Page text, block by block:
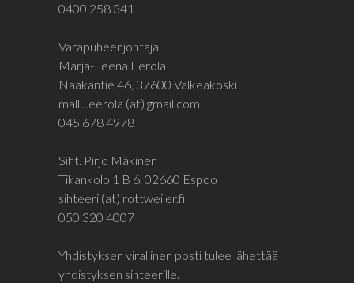
0400 258 341
Varapuheenjohtaja
Marja-Leena Eerola
Naakantie 46, 37600 Valkeakoski
mallu.eerola (at) gmail.com
045 678 4978
Siht. Pirjo Mäkinen
Tikankolo 1 B 6, 02660 Espoo
sihteeri (at) rottweiler.fi
050 320 4007
Yhdistyksen virallinen posti tulee lähettää
yhdistyksen sihteerille.